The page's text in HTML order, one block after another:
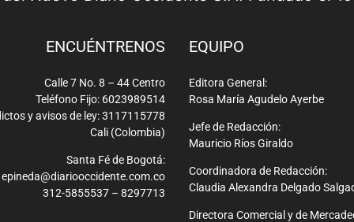
ENCUÉNTRENOS
Calle 7 No. 8 – 44 Centro
Teléfono Fijo: 6023989514
y avisos de ley: 3117115778
Cali (Colombia)
Santa Fé de Bogotá:
epineda@diariooccidente.com.co
312-5855537 – 8297713
EQUIPO
Editora General:
Rosa María Agudelo Ayerbe
Jefe de Redacción:
Mauricio Ríos Giraldo
Coordinadora de Redacción:
Claudia Alexandra Delgado
Directora Comercial y de